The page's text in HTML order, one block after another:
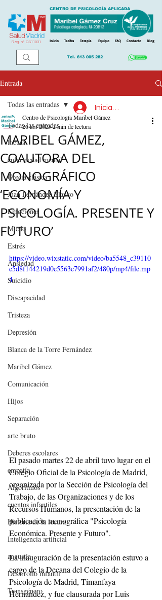
Reg. nº CS11031
CENTRO DE PSICOLOGÍA APLICADA
Inicio Tarifas Terapia Equipo FAQ Contacto Blog
Tel. 613 005 282
Entrada
Todas las entradas
locura
enfermedad mental
Grecia clásica
Juan Fernández Blanco
Emociones
Miedo
Estrés
Ansiedad
Suicidio
Discapacidad
Tristeza
Depresión
Blanca de la Torre Fernández
Maribel Gámez
Comunicación
Hijos
Separación
arte bruto
Deberes escolares
empatía
Algoritmos
cuentos infantiles
Historia de la locura
Inteligencia artificial
angustia
Desarrollo infantil
Transgénero
Todas las entradas
MARIBEL GÁMEZ,
COAUTORA DEL
MONOGRÁFICO
‘ECONOMÍA Y
PSICOLOGÍA. PRESENTE Y
FUTURO’
Centro de Psicología Maribel Gámez
26 abr 20252 min de lectura
https://video.wixstatic.com/video/ba5548_c39110
e5d8f144219d0e5563c7991af2/480p/mp4/file.mp
4
El pasado martes 22 de abril tuvo lugar en el
Colegio Oficial de la Psicología de Madrid,
organizada por la Sección de Psicología del
Trabajo, de las Organizaciones y de los
Recursos Humanos, la presentación de la
publicación monográfica "Psicología
Económica. Presente y Futuro".
La inauguración de la presentación estuvo a
cargo de la Decana del Colegio de la
Psicología de Madrid, Timanfaya
Hernández, y fue clausurada por Luis
Iniciar sesión